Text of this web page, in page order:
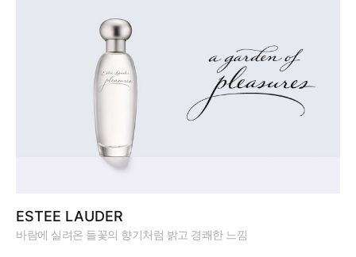
ESTEE LAUDER
바람에 실려온 들꽃의 향기처럼 밝고 경쾌한 느낌